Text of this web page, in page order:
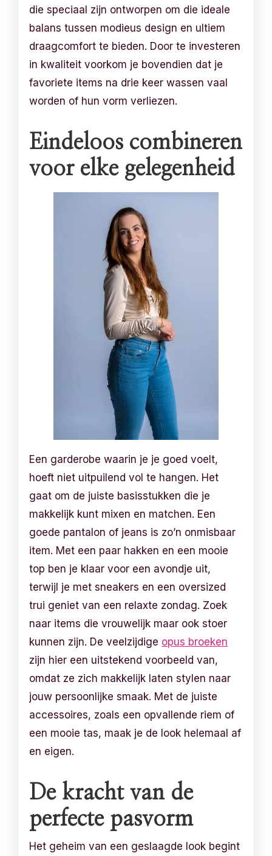
die speciaal zijn ontworpen om die ideale
balans tussen modieus design en ultiem
draagcomfort te bieden. Door te investeren
in kwaliteit voorkom je bovendien dat je
favoriete items na drie keer wassen vaal
worden of hun vorm verliezen.
Eindeloos combineren
voor elke gelegenheid
Een garderobe waarin je je goed voelt,
hoeft niet uitpuilend vol te hangen. Het
gaat om de juiste basisstukken die je
makkelijk kunt mixen en matchen. Een
goede pantalon of jeans is zo’n onmisbaar
item. Met een paar hakken en een mooie
top ben je klaar voor een avondje uit,
terwijl je met sneakers en een oversized
trui geniet van een relaxte zondag. Zoek
naar items die vrouwelijk maar ook stoer
kunnen zijn. De veelzijdige opus broeken
zijn hier een uitstekend voorbeeld van,
omdat ze zich makkelijk laten stylen naar
jouw persoonlijke smaak. Met de juiste
accessoires, zoals een opvallende riem of
een mooie tas, maak je de look helemaal af
en eigen.
De kracht van de
perfecte pasvorm
Het geheim van een geslaagde look begint